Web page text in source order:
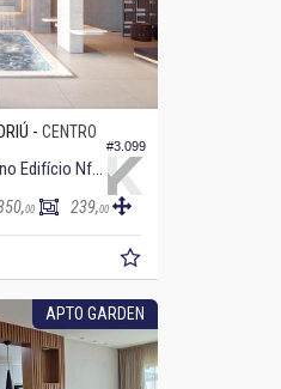
#3.099
- CENTRO
Apartamento Garden no Edifício Nf Reference
00 239,00
APTO GARDEN